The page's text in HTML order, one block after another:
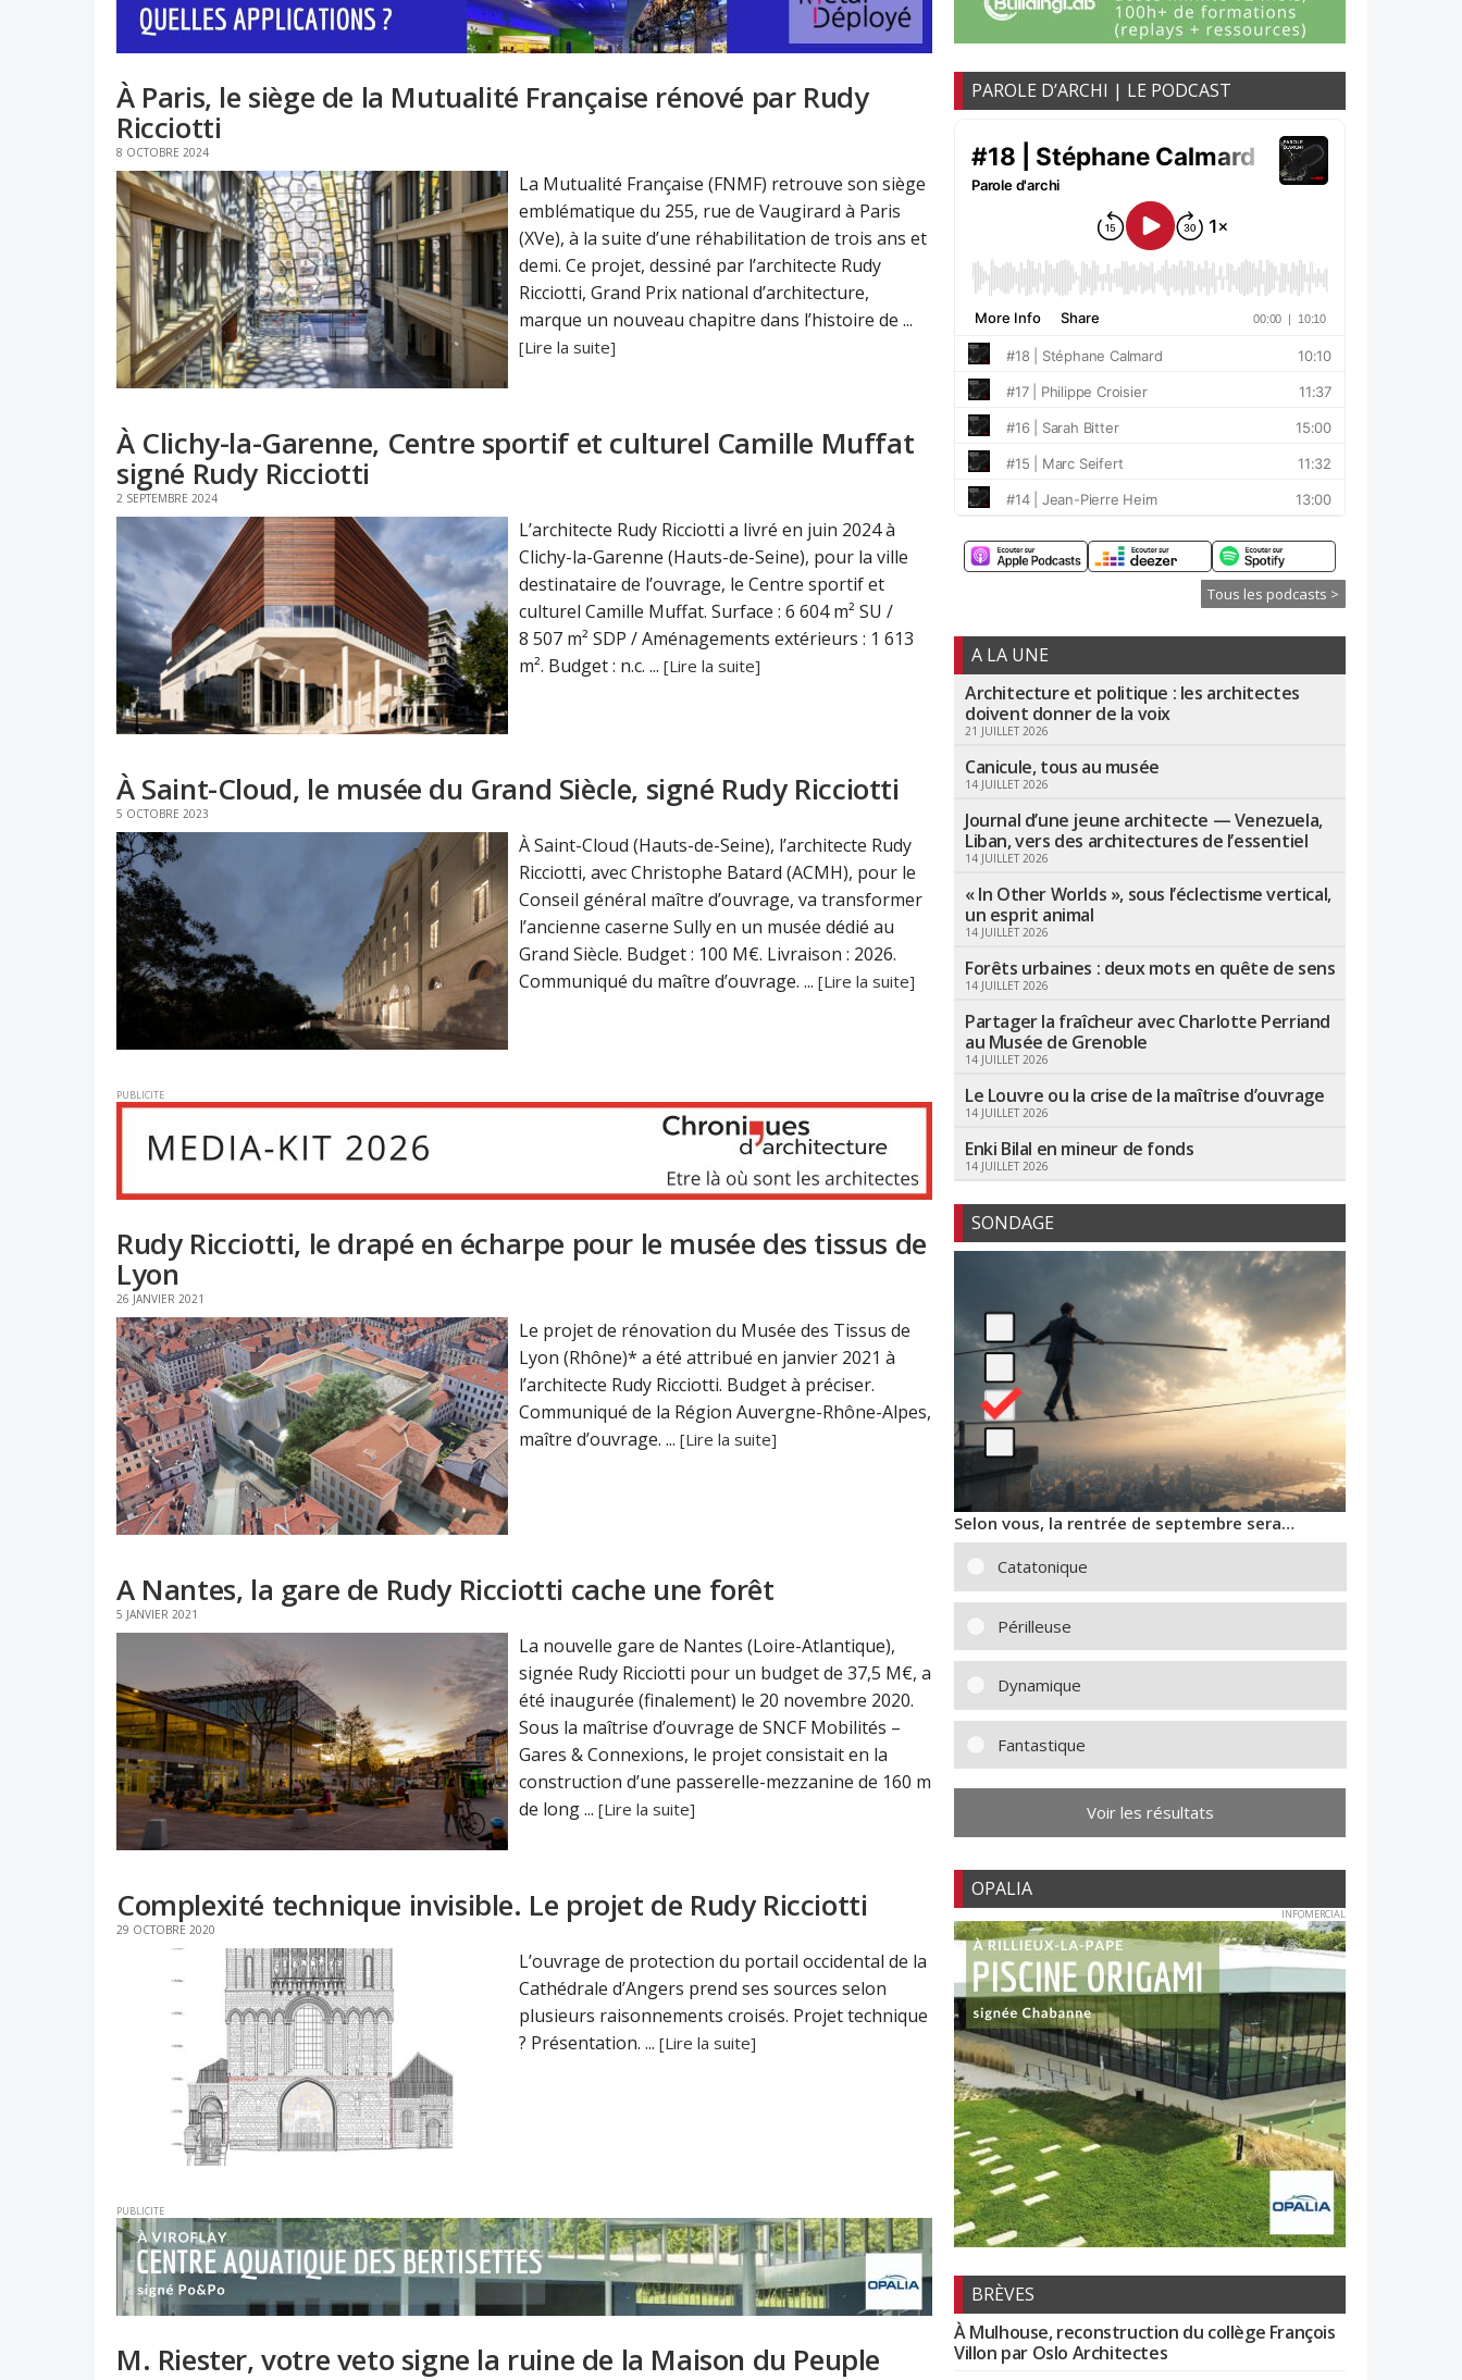
À Paris, le siège de la Mutualité Française rénové par Rudy
Ricciotti
8 OCTOBRE 2024
La Mutualité Française (FNMF) retrouve son siège
emblématique du 255, rue de Vaugirard à Paris
(XVe), à la suite d’une réhabilitation de trois ans et
demi. Ce projet, dessiné par l’architecte Rudy
Ricciotti, Grand Prix national d’architecture,
marque un nouveau chapitre dans l’histoire de ...
[Lire la suite]
À Clichy-la-Garenne, Centre sportif et culturel Camille Muffat
signé Rudy Ricciotti
2 SEPTEMBRE 2024
L’architecte Rudy Ricciotti a livré en juin 2024 à
Clichy-la-Garenne (Hauts-de-Seine), pour la ville
destinataire de l’ouvrage, le Centre sportif et
culturel Camille Muffat. Surface : 6 604 m² SU /
8 507 m² SDP / Aménagements extérieurs : 1 613
m². Budget : n.c. ... [Lire la suite]
À Saint-Cloud, le musée du Grand Siècle, signé Rudy Ricciotti
5 OCTOBRE 2023
À Saint-Cloud (Hauts-de-Seine), l’architecte Rudy
Ricciotti, avec Christophe Batard (ACMH), pour le
Conseil général maître d’ouvrage, va transformer
l’ancienne caserne Sully en un musée dédié au
Grand Siècle. Budget : 100 M€. Livraison : 2026.
Communiqué du maître d’ouvrage. ... [Lire la suite]
PUBLICITE
Rudy Ricciotti, le drapé en écharpe pour le musée des tissus de
Lyon
26 JANVIER 2021
Le projet de rénovation du Musée des Tissus de
Lyon (Rhône)* a été attribué en janvier 2021 à
l’architecte Rudy Ricciotti. Budget à préciser.
Communiqué de la Région Auvergne-Rhône-Alpes,
maître d’ouvrage. ... [Lire la suite]
A Nantes, la gare de Rudy Ricciotti cache une forêt
5 JANVIER 2021
La nouvelle gare de Nantes (Loire-Atlantique),
signée Rudy Ricciotti pour un budget de 37,5 M€, a
été inaugurée (finalement) le 20 novembre 2020.
Sous la maîtrise d’ouvrage de SNCF Mobilités –
Gares & Connexions, le projet consistait en la
construction d’une passerelle-mezzanine de 160 m
de long ... [Lire la suite]
Complexité technique invisible. Le projet de Rudy Ricciotti
29 OCTOBRE 2020
L’ouvrage de protection du portail occidental de la
Cathédrale d’Angers prend ses sources selon
plusieurs raisonnements croisés. Projet technique
? Présentation. ... [Lire la suite]
PUBLICITE
M. Riester, votre veto signe la ruine de la Maison du Peuple
PAROLE D’ARCHI | LE PODCAST
Tous les podcasts >
A LA UNE
Architecture et politique : les architectes
doivent donner de la voix
21 JUILLET 2026
Canicule, tous au musée
14 JUILLET 2026
Journal d’une jeune architecte — Venezuela,
Liban, vers des architectures de l’essentiel
14 JUILLET 2026
« In Other Worlds », sous l’éclectisme vertical,
un esprit animal
14 JUILLET 2026
Forêts urbaines : deux mots en quête de sens
14 JUILLET 2026
Partager la fraîcheur avec Charlotte Perriand
au Musée de Grenoble
14 JUILLET 2026
Le Louvre ou la crise de la maîtrise d’ouvrage
14 JUILLET 2026
Enki Bilal en mineur de fonds
14 JUILLET 2026
SONDAGE
Selon vous, la rentrée de septembre sera…
Catatonique
Périlleuse
Dynamique
Fantastique
Voir les résultats
OPALIA
INFOMERCIAL
BRÈVES
À Mulhouse, reconstruction du collège François
Villon par Oslo Architectes